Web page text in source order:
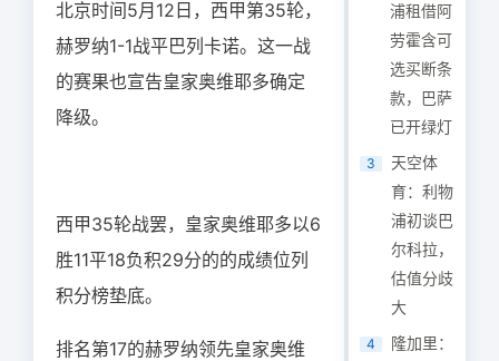
北京时间5月12日，西甲第35轮，
赫罗纳1-1战平巴列卡诺。这一战
的赛果也宣告皇家奥维耶多确定
降级。
西甲35轮战罢， 皇家奥维耶多以6
胜11平18负积29分的的成绩位列
积分榜垫底。
排名第17的赫罗纳领先皇家奥维
浦租借阿
劳霍含可
选买断条
款，巴萨
已开绿灯
3
天空体
育：利物
浦初谈巴
尔科拉，
估值分歧
大
4
隆加里：